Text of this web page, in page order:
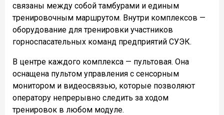
связаны между собой тамбурами и единым
тренировочным маршрутом. Внутри комплексов —
оборудование для тренировки участников
горноспасательных команд предприятий СУЭК.
В центре каждого комплекса — пультовая. Она
оснащена пультом управления с сенсорным
монитором и видеосвязью, которые позволяют
оператору непрерывно следить за ходом
тренировок в любом модуле.